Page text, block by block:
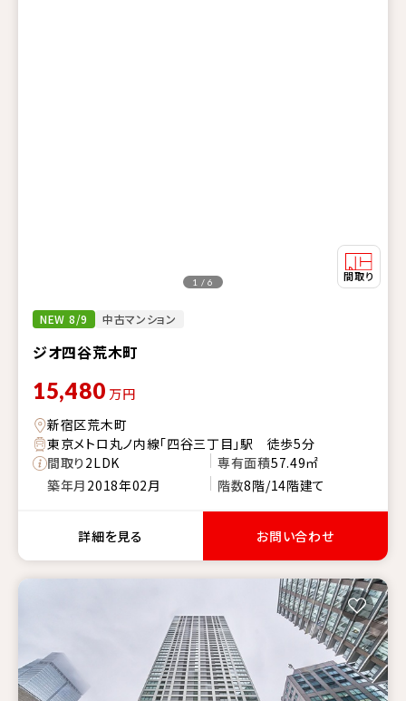
NEW 8/9 中古マンション
ジオ四谷荒木町
1 / 6
15,480 万円
新宿区荒木町
東京メトロ丸ノ内線「四谷三丁目」駅 徒歩5分
間取り2LDK 専有面積57.49㎡
築年月 2018年02月 階数8階/14階建て
詳細を見る お問い合わせ